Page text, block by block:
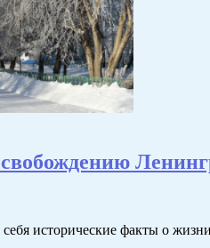
исторические факты о